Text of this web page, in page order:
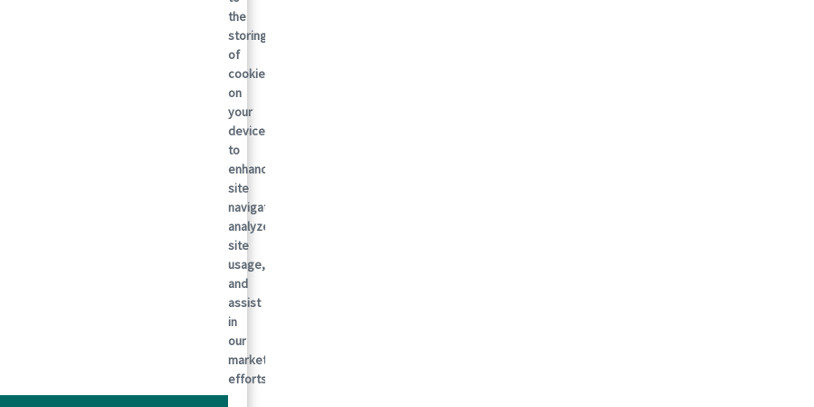
the
storing
of
cookies
on
your
device
to
enhance
site
navigation,
analyze
site
usage,
and
assist
in
our
marketing
efforts.